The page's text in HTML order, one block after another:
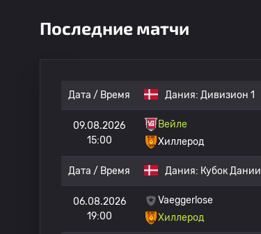
Последние матчи
Дата / Время Дания: Дивизион 1
09.08.2026
15:00
Вейле
Хиллерод
Дата / Время Дания: Кубок Дании
06.08.2026
19:00
Vaeggerlose
Хиллерод